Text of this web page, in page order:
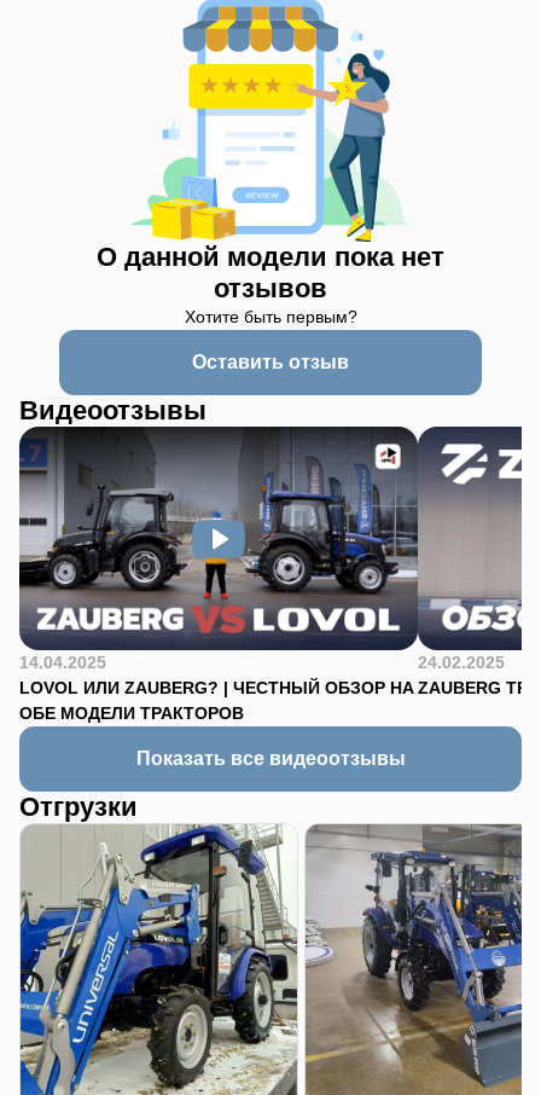
О данной модели пока нет
отзывов
Хотите быть первым?
Оставить отзыв
Видеоотзывы
14.04.2025
LOVOL ИЛИ ZAUBERG? | ЧЕСТНЫЙ ОБЗОР НА
ОБЕ МОДЕЛИ ТРАКТОРОВ
24.02.2025
ZAUBERG
Показать все видеоотзывы
Отгрузки